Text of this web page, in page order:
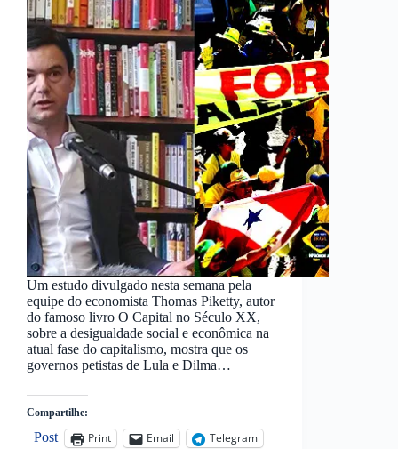
Um estudo divulgado nesta semana pela
equipe do economista Thomas Piketty, autor
do famoso livro O Capital no Século XX,
sobre a desigualdade social e econômica na
atual fase do capitalismo, mostra que os
governos petistas de Lula e Dilma…
Compartilhe:
Post Print Email
Telegram